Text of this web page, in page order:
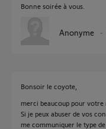
Bonne soirée à vous.
Anonyme
Bonsoir le coyote,
merci beaucoup pour votre
Si je peux abuser de vos
me communiquer le type